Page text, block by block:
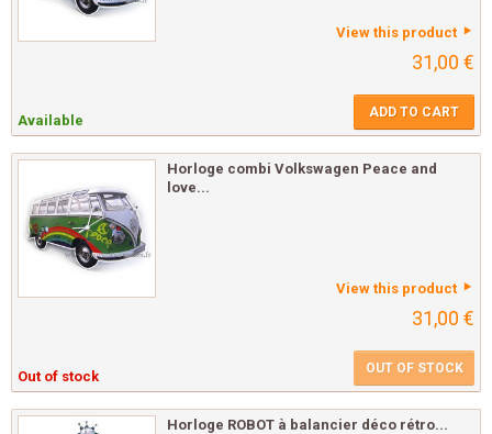
View this product
31,00 €
Available ADD TO CART
Horloge combi Volkswagen Peace and
love...
View this product
31,00 €
Out of stock OUT OF STOCK
Horloge ROBOT à balancier déco rétro...